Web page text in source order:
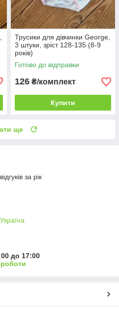
Трусики для дівчинки George,
3 штуки, зріст 128-135 (8-9
років)
Готово до відправки
126 ₴/комплект
Купити
ще
за рік
до 17:00